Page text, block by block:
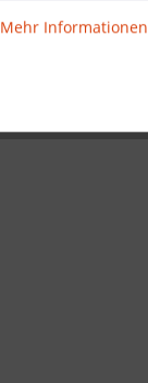
Mehr Informationen